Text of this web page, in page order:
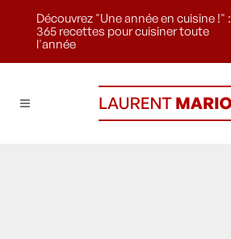
Découvrez "Une année en cuisine !" :
365 recettes pour cuisiner toute
l'année